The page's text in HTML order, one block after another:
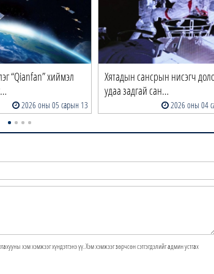
“Qianfan” хиймэл
2026 оны 05 сарын 13
Хятадын сансрын нисэгч
удаа задгай сан…
2026 оны 04
хэм хэмжээг хүндэтгэнэ үү. Хэм хэмжээг зөрчсөн сэтгэгдэлийг админ устгах